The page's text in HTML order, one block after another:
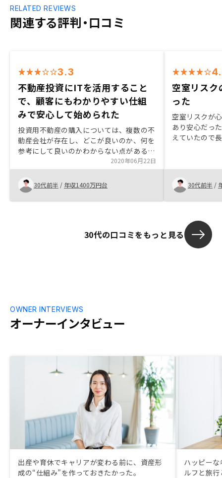
関連する評判・口コミ
RELATED REVIEWS
3.3
不動産投資にITを活用すること
で、顧客にもわかりやすい仕組
みで安心して始められた
投資用不動産の購入については、複数の不
動産会社が存在し、どこが良いのか、何を
参考にして良いのかわからない点がある
が、従来の不動産のイメージと違い、ITを
駆使して管理する、不動産の利回り計算の
際も最悪の場合を想定してシミュレーショ
ンを見せてくれるなど、曖昧な点を残すこ
となく詳細に説明をしてくれる点が非常に
ないなと思った。慣れの問題かもしれない
2020年06月22日
30代前半 / 年収1400万円台
空室リスク
った
空室リスクが
あり安心だっ
えていたので
30代前半 /
30代の口コミをもっと見る
オーナーインタビュー
OWNER INTERVIEWS
出産や育休でキャリアが変わる前に、資産形
成の“仕組み”を作っておきたかった。
ハッピー
ルフと旅